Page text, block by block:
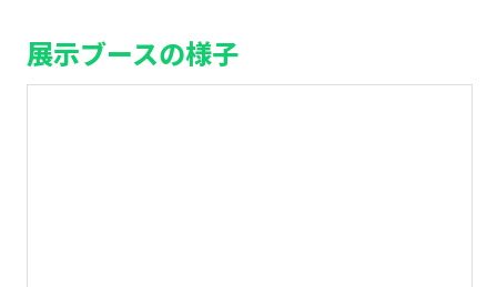
展示ブースの様子